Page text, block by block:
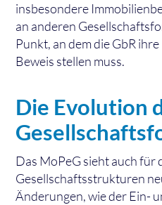
insbesondere
an anderen
Punkt, an dem die GbR
Beweis stellen muss.
Die Evolution
Das MoPeG sieht auch für
Gesellschaftsstrukturen
Änderungen, wie der Ein-